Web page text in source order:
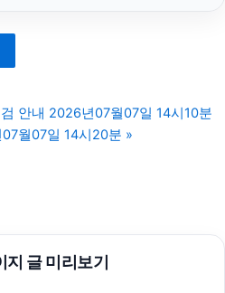
암요양병원
부산휴대폰성지
인천흥신소
안내 2026년07월07일 14시10분
월07일 14시20분 »
글 미리보기